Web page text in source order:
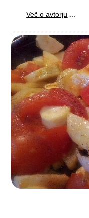
Več o avtorju